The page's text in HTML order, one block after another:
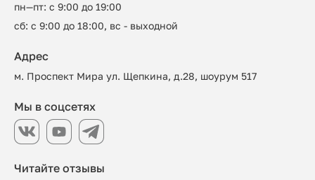
пн—пт: с 9:00 до 19:00
сб: с 9:00 до 18:00, вс - выходной
Читайте отзывы
Адрес
м. Проспект Мира ул. Щепкина, д.28, шоурум 517
Мы в соцсетях